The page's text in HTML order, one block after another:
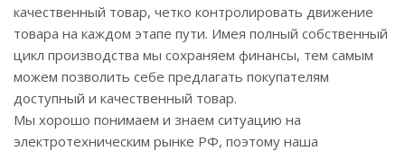
качественный товар, четко контролировать движение
товара на каждом этапе пути. Имея полный собственный
цикл производства мы сохраняем финансы, тем самым
можем позволить себе предлагать покупателям
доступный и качественный товар.
Мы хорошо понимаем и знаем ситуацию на
электротехническим рынке РФ, поэтому наша